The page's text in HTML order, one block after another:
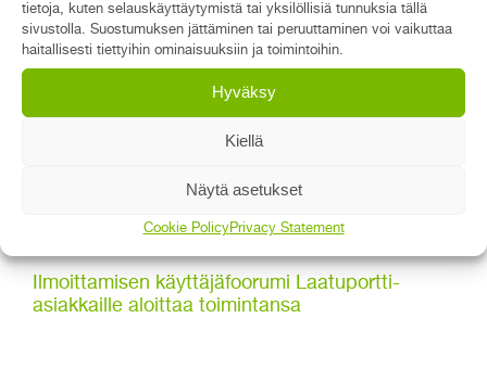
tietoja, kuten selauskäyttäytymistä tai yksilöllisiä tunnuksia tällä
sivustolla. Suostumuksen jättäminen tai peruuttaminen voi vaikuttaa
haitallisesti tiettyihin ominaisuuksiin ja toimintoihin.
Hyväksy
Kiellä
Näytä asetukset
Cookie PolicyPrivacy Statement
Uutiset
Asiakastyytyväisyys vuonna 2026 on nyt selvillä
Qreformin juhlavuosi 2026 alkaa
Kemikaalirekisteri uudistui Regossa ja
Ilmoittamisen käyttäjäfoorumi Laatuportti-
asiakkaille aloittaa toimintansa